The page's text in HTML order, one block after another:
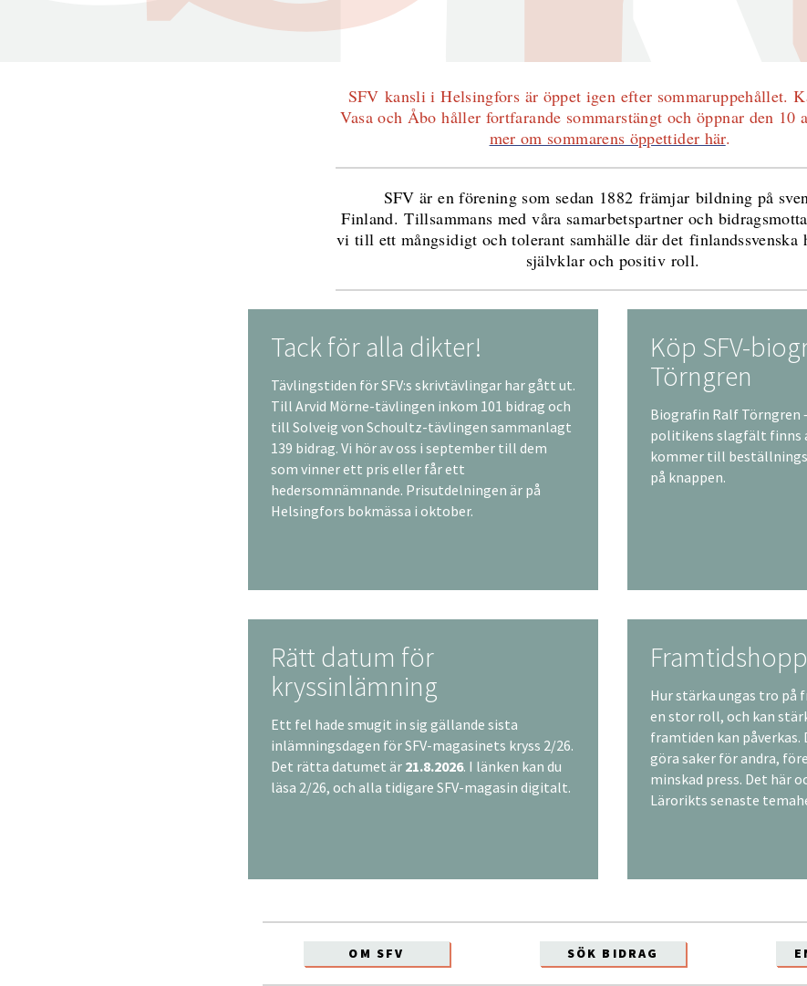
SFV kansli i Helsingfors är öppet igen efter sommaruppehållet.
Vasa och Åbo håller fortfarande sommarstängt och öppnar den 10
mer om sommarens öppettider här.
SFV är en förening som sedan 1882 främjar bildning på
Finland. Tillsammans med våra samarbetspartner och
vi till ett mångsidigt och tolerant samhälle där det finlandssvenska
självklar och positiv roll.
Tack för alla dikter!
Tävlingstiden för SFV:s skrivtävlingar har gått ut.
Till Arvid Mörne-tävlingen inkom 101 bidrag och
till Solveig von Schoultz-tävlingen sammanlagt
139 bidrag. Vi hör av oss i september till dem
som vinner ett pris eller får ett
hedersomnämnande. Prisutdelningen är på
Helsingfors bokmässa i oktober.
Köp SFV-
Törngren
Biografin Ralf Törngren
politikens slagfält finns
kommer till
på knappen.
Rätt datum för
kryssinlämning
Ett fel hade smugit in sig gällande sista
inlämningsdagen för SFV-magasinets kryss 2/26.
Det rätta datumet är 21.8.2026. I länken kan du
läsa 2/26, och alla tidigare SFV-magasin digitalt.
Hur stärka ungas tro på
en stor roll, och kan
framtiden kan
göra saker för andra,
minskad press. Det här
Lärorikts senaste
OM SFV SÖK BIDRAG